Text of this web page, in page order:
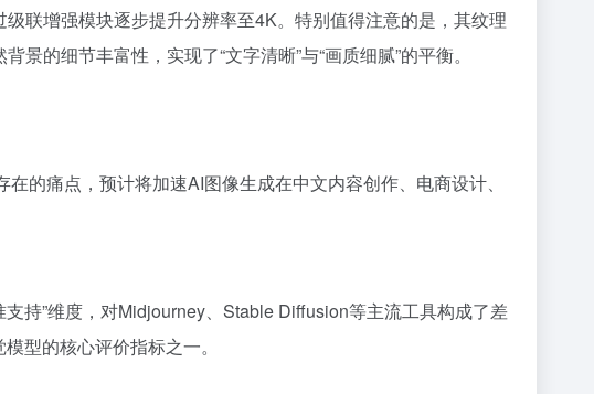
联增强模块逐步提升分辨率至4K。特别值得注意的是，其纹理
的细节丰富性，实现了“文字清晰”与“画质细腻”的平衡。
的痛点，预计将加速AI图像生成在中文内容创作、电商设计、
持”维度，对Midjourney、Stable Diffusion等主流工具构成了差
型的核心评价指标之一。